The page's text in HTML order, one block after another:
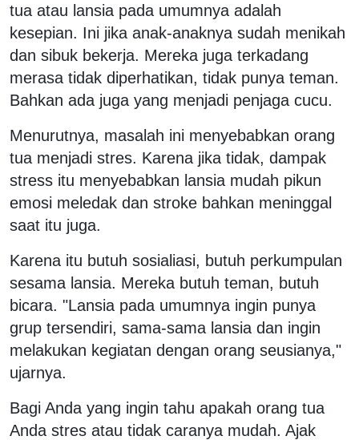
tua atau lansia pada umumnya adalah
kesepian. Ini jika anak-anaknya sudah menikah
dan sibuk bekerja. Mereka juga terkadang
merasa tidak diperhatikan, tidak punya teman.
Bahkan ada juga yang menjadi penjaga cucu.
Menurutnya, masalah ini menyebabkan orang
tua menjadi stres. Karena jika tidak, dampak
stress itu menyebabkan lansia mudah pikun
emosi meledak dan stroke bahkan meninggal
saat itu juga.
Karena itu butuh sosialiasi, butuh perkumpulan
sesama lansia. Mereka butuh teman, butuh
bicara. "Lansia pada umumnya ingin punya
grup tersendiri, sama-sama lansia dan ingin
melakukan kegiatan dengan orang seusianya,"
ujarnya.
Bagi Anda yang ingin tahu apakah orang tua
Anda stres atau tidak caranya mudah. Ajak